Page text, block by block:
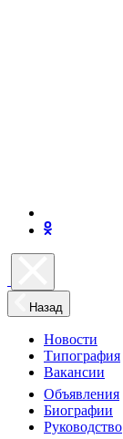
Назад
Новости
Типография
Вакансии
Объявления
Биографии
Руководство